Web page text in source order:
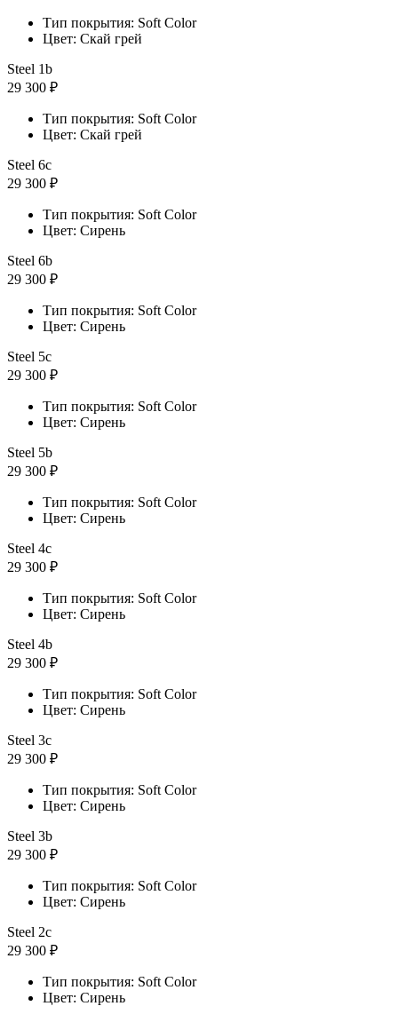
Тип покрытия: Soft Color
Цвет: Скай грей
Steel 1b
29 300 ₽
Тип покрытия: Soft Color
Цвет: Скай грей
Steel 6с
29 300 ₽
Тип покрытия: Soft Color
Цвет: Сирень
Steel 6b
29 300 ₽
Тип покрытия: Soft Color
Цвет: Сирень
Steel 5с
29 300 ₽
Тип покрытия: Soft Color
Цвет: Сирень
Steel 5b
29 300 ₽
Тип покрытия: Soft Color
Цвет: Сирень
Steel 4с
29 300 ₽
Тип покрытия: Soft Color
Цвет: Сирень
Steel 4b
29 300 ₽
Тип покрытия: Soft Color
Цвет: Сирень
Steel 3с
29 300 ₽
Тип покрытия: Soft Color
Цвет: Сирень
Steel 3b
29 300 ₽
Тип покрытия: Soft Color
Цвет: Сирень
Steel 2с
29 300 ₽
Тип покрытия: Soft Color
Цвет: Сирень